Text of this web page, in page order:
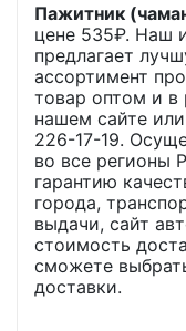
Пажитник
цене 535₽. Наш
предлагает
ассортимент
товар оптом и
нашем сайте
226-17-19.
во все регионы
гарантию
города,
выдачи, сайт
стоимость
сможете
доставки.